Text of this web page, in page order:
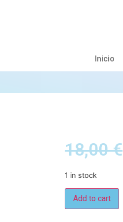
Inicio
18,00€
1 in stock
Add to cart